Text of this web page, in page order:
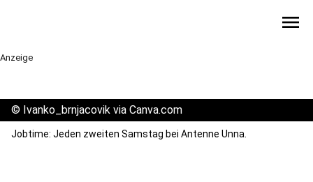
menu
Anzeige
© Ivanko_brnjacovik via Canva.com
Jobtime: Jeden zweiten Samstag bei Antenne Unna.